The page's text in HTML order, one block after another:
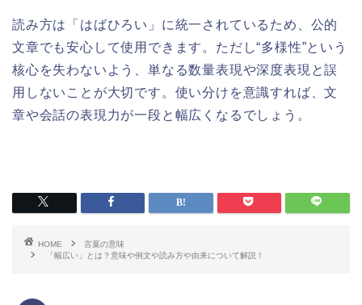
読み方は「はばひろい」に統一されているため、公的
文章でも安心して使用できます。ただし“多様性”という
核心を失わないよう、単なる数量表現や深度表現と誤
用しないことが大切です。使い分けを意識すれば、文
章や会話の表現力が一段と幅広くなるでしょう。
HOME
言葉の意味
「幅広い」とは？意味や例文や読み方や由来について解説！